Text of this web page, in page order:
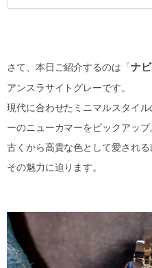
さて、本日ご紹介するのは「ナ
アンスラサイトグレーです。
現代に合わせたミニマルスタイ
ーのニューカマーをピックアップ
古くから高貴な色として愛され
その魅力に迫ります。